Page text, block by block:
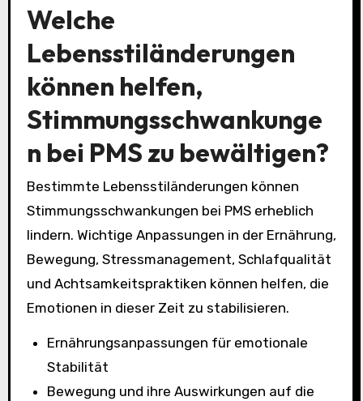
Welche
Lebensstiländerungen
können helfen,
Stimmungsschwankunge
n bei PMS zu bewältigen?
Bestimmte Lebensstiländerungen können
Stimmungsschwankungen bei PMS erheblich
lindern. Wichtige Anpassungen in der Ernährung,
Bewegung, Stressmanagement, Schlafqualität
und Achtsamkeitspraktiken können helfen, die
Emotionen in dieser Zeit zu stabilisieren.
Ernährungsanpassungen für emotionale
Stabilität
Bewegung und ihre Auswirkungen auf die